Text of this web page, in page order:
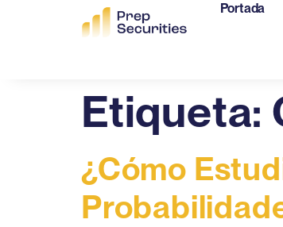
Portada
Etiqueta:
¿Cómo